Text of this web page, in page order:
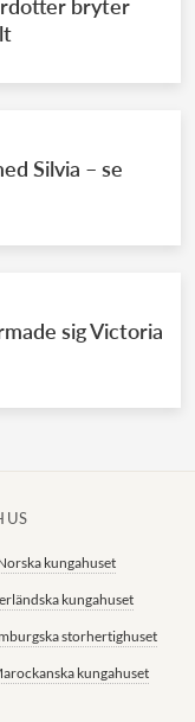
bryter
Silvia – se
sig Victoria
kungahuset
kungahuset
storhertighuset
kungahuset